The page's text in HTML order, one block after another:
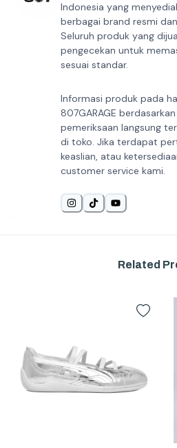
Indonesia yang
berbagai brand resmi
Seluruh produk yang
pengecekan untuk
sesuai standar.
Informasi produk pada
807GARAGE
pemeriksaan langsung
di toko. Jika terdapat
keaslian, atau
customer service kami.
Related